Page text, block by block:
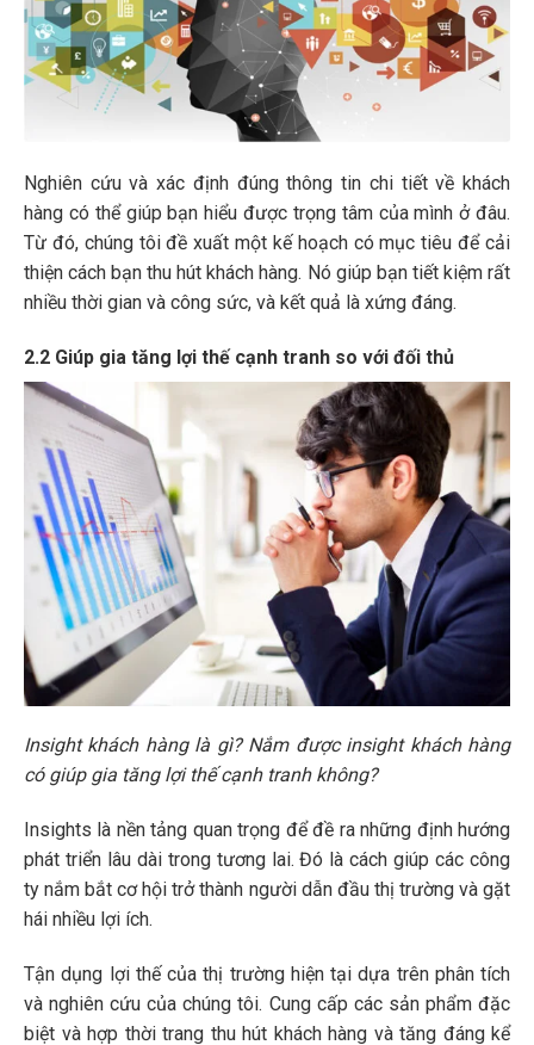
Nghiên cứu và xác định đúng thông tin chi tiết về khách
hàng có thể giúp bạn hiểu được trọng tâm của mình ở đâu.
Từ đó, chúng tôi đề xuất một kế hoạch có mục tiêu để cải
thiện cách bạn thu hút khách hàng. Nó giúp bạn tiết kiệm rất
nhiều thời gian và công sức, và kết quả là xứng đáng.
2.2 Giúp gia tăng lợi thế cạnh tranh so với đối thủ
Insight khách hàng là gì? Nắm được insight khách hàng
có giúp gia tăng lợi thế cạnh tranh không?
Insights là nền tảng quan trọng để đề ra những định hướng
phát triển lâu dài trong tương lai. Đó là cách giúp các công
ty nắm bắt cơ hội trở thành người dẫn đầu thị trường và gặt
hái nhiều lợi ích.
Tận dụng lợi thế của thị trường hiện tại dựa trên phân tích
và nghiên cứu của chúng tôi. Cung cấp các sản phẩm đặc
biệt và hợp thời trang thu hút khách hàng và tăng đáng kể